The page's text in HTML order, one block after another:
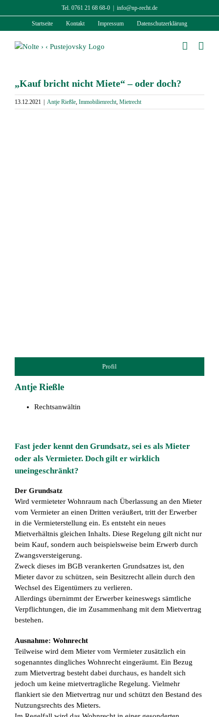
Inhalt
Tel. 0761 21 68 68-0 info@np-recht.de
Startseite Kontakt Impressum Datenschutzerklärung
„Kauf bricht nicht Miete“ – oder doch?
13.12.2021 Antje Rießle, Immobilienrecht, Mietrecht
Profil
Antje Rießle
Rechtsanwältin
Fast jeder kennt den Grundsatz, sei es als Mieter
oder als Vermieter. Doch gilt er wirklich
uneingeschränkt?
Der Grundsatz
Wird vermieteter Wohnraum nach Überlassung an den Mieter
vom Vermieter an einen Dritten veräußert, tritt der Erwerber
in die Vermieterstellung ein. Es entsteht ein neues
Mietverhältnis gleichen Inhalts. Diese Regelung gilt nicht nur
beim Kauf, sondern auch beispielsweise beim Erwerb durch
Zwangsversteigerung.
Zweck dieses im BGB verankerten Grundsatzes ist, den
Mieter davor zu schützen, sein Besitzrecht allein durch den
Wechsel des Eigentümers zu verlieren.
Allerdings übernimmt der Erwerber keineswegs sämtliche
Verpflichtungen, die im Zusammenhang mit dem Mietvertrag
bestehen.
Ausnahme: Wohnrecht
Teilweise wird dem Mieter vom Vermieter zusätzlich ein
sogenanntes dingliches Wohnrecht eingeräumt. Ein Bezug
zum Mietvertrag besteht dabei durchaus, es handelt sich
jedoch um keine mietvertragliche Regelung. Vielmehr
flankiert sie den Mietvertrag nur und schützt den Bestand des
Nutzungsrechts des Mieters.